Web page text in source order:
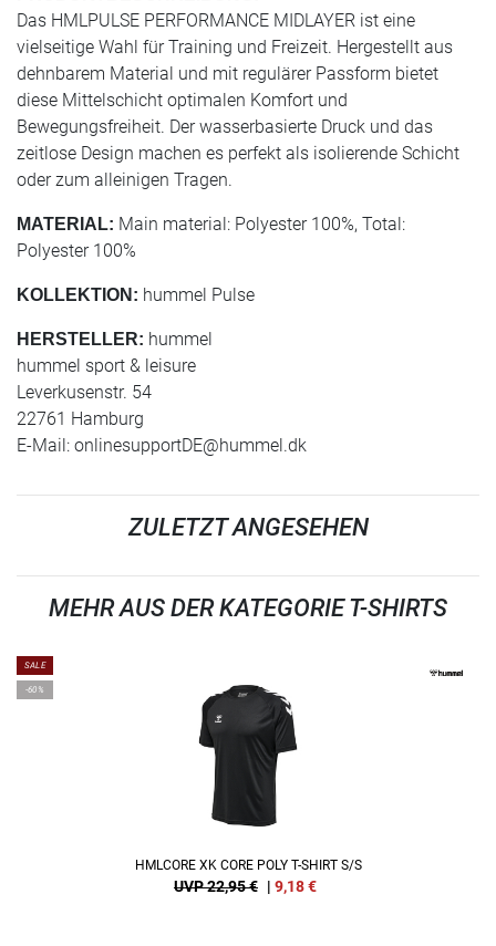
Das HMLPULSE PERFORMANCE MIDLAYER ist eine
vielseitige Wahl für Training und Freizeit. Hergestellt aus
dehnbarem Material und mit regulärer Passform bietet
diese Mittelschicht optimalen Komfort und
Bewegungsfreiheit. Der wasserbasierte Druck und das
zeitlose Design machen es perfekt als isolierende Schicht
oder zum alleinigen Tragen.
MATERIAL: Main material: Polyester 100%, Total:
Polyester 100%
KOLLEKTION: hummel Pulse
HERSTELLER: hummel
hummel sport & leisure
Leverkusenstr. 54
22761 Hamburg
E-Mail: onlinesupportDE@hummel.dk
ZULETZT ANGESEHEN
MEHR AUS DER KATEGORIE T-SHIRTS
SALE
-60%
HMLCORE XK CORE POLY T-SHIRT S/S
UVP 22,95 € | 9,18€